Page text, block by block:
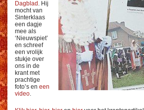
Dagblad . Hij
mocht van
Sinterklaas
een dagje
mee als
‘Nieuwspiet’
en schreef
een vrolijk
stukje over
ons in de
krant met
prachtige
foto’s en een
video